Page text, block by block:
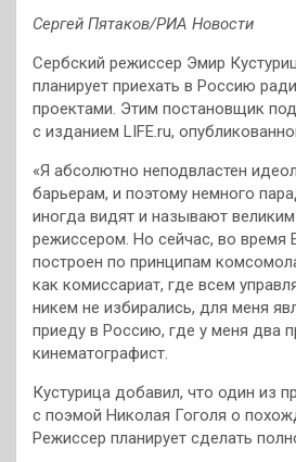
Сергей Пятаков/РИА Новости
Сербский режиссер Эмир
планирует приехать в Россию
проектами. Этим постановщик
с изданием LIFE.ru,
«Я абсолютно неподвластен
барьерам, и поэтому немного
иногда видят и называют
режиссером. Но сейчас, во время
построен по принципам
как комиссариат, где всем
никем не избирались, для меня
приеду в Россию, где у меня два
кинематографист.
Кустурица добавил, что один из
с поэмой Николая Гоголя о
Режиссер планирует сделать